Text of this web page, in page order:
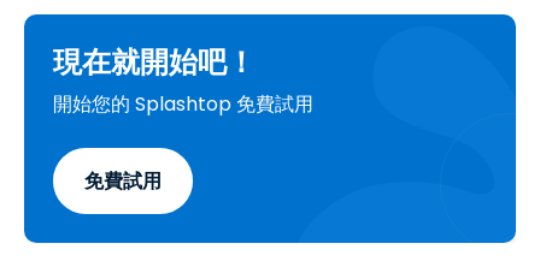
現在就開始吧！
開始您的 Splashtop 免費試用
免費試用